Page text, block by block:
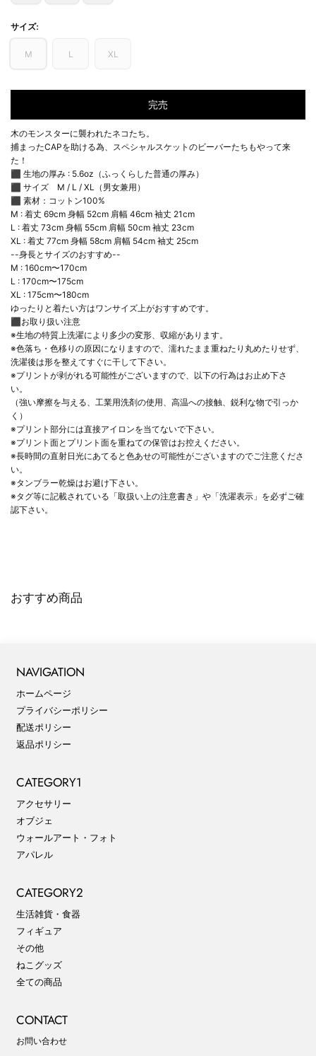
サイズ:
M L XL
完売
木のモンスターに襲われたネコたち。
捕まったCAPを助ける為、スペシャルスケットのビーバーたちもやって来
た！
⬛︎ 生地の厚み : 5.6oz（ふっくらした普通の厚み）
⬛︎ サイズ M / L / XL（男女兼用）
⬛︎ 素材：コットン100%
M : 着丈 69cm 身幅 52cm 肩幅 46cm 袖丈 21cm
L : 着丈 73cm 身幅 55cm 肩幅 50cm 袖丈 23cm
XL : 着丈 77cm 身幅 58cm 肩幅 54cm 袖丈 25cm
--身長とサイズのおすすめ--
M : 160cm〜170cm
L : 170cm〜175cm
XL : 175cm〜180cm
ゆったりと着たい方はワンサイズ上がおすすめです。
⬛︎お取り扱い注意
※生地の特質上洗濯により多少の変形、収縮があります。
※色落ち・色移りの原因になりますので、濡れたまま重ねたり丸めたりせず、
洗濯後は形を整えてすぐに干して下さい。
※プリントが剥がれる可能性がございますので、以下の行為はお止め下さ
い。
（強い摩擦を与える、工業用洗剤の使用、高温への接触、鋭利な物で引っか
く）
※プリント部分には直接アイロンを当てないで下さい。
※プリント面とプリント面を重ねての保管はお控えください。
※長時間の直射日光にあてると色あせの可能性がございますのでご注意くださ
い。
※タンブラー乾燥はお避け下さい。
※タグ等に記載されている「取扱い上の注意書き」や「洗濯表示」を必ずご確
認下さい。
おすすめ商品
NAVIGATION
ホームページ
プライバシーポリシー
配送ポリシー
返品ポリシー
CATEGORY1
アクセサリー
オブジェ
ウォールアート・フォト
アパレル
CATEGORY2
生活雑貨・食器
フィギュア
その他
ねこグッズ
全ての商品
CONTACT
お問い合わせ